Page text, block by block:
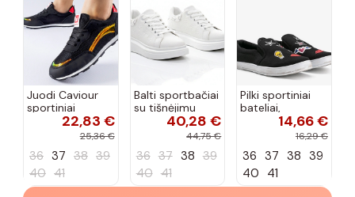
Juodi Caviour
sportiniai
sportbačiai22,83 €
25,36 €
36 37 38 39
40 41
Balti sportbačiai
su tišnėjimu
Peyton40,28 €
44,75 €
36 37 38 39
40 41
Pilki sportiniai
bateliai,
„Justice"14,66 €
16,29 €
36 37 38 39
40 41